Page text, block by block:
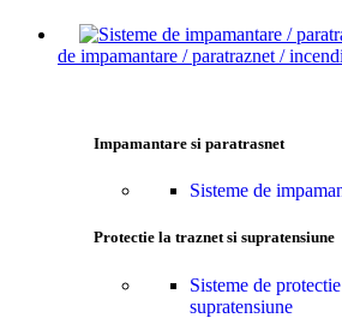
de impamantare / paratraznet /
Impamantare si paratrasnet
Sisteme de
Protectie la traznet si supratensiune
Sisteme de
supratensiune